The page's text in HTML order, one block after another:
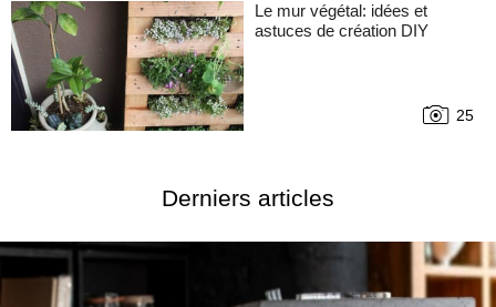
Le mur végétal: idées et
astuces de création DIY
25
Derniers articles